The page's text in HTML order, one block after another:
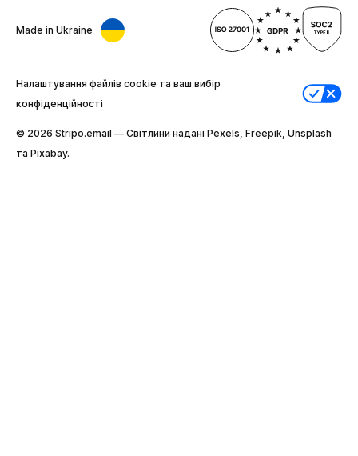
Made in Ukraine
Налаштування файлів cookie та ваш вибір
конфіденційності
© 2026 Stripо.email — Світлини надані Pexels, Freepik, Unsplash
та Pixabay.